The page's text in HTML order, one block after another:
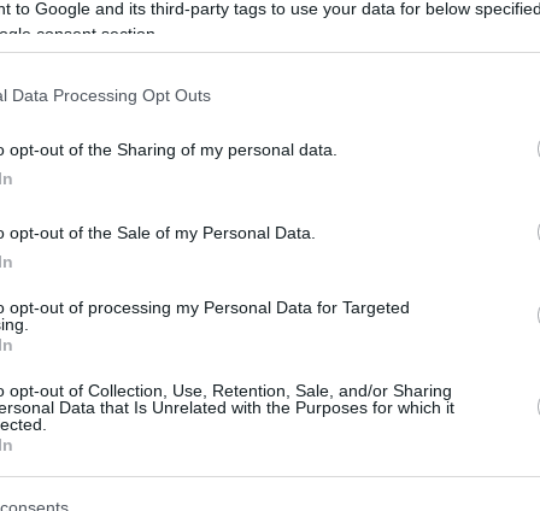
to Google and its third-party tags to use your data for below
consent section.
Data Processing Opt Outs
opt-out of the Sharing of my personal data.
opt-out of the Sale of my Personal Data.
opt-out of processing my Personal Data for Targeted
opt-out of Collection, Use, Retention, Sale, and/or Sharing
Data that Is Unrelated with the Purposes for which it
Σιπιόνι: Ανακοίνωσε την
του στον Ολυμπιακό η Τίγκρε
μεταγράφηκε στους νταμπλούχους Ελλάδας αντί
ενώ διατήρησε και ποσοστό μεταπώλησης ύψους
ο Σιπιόνι για να
τη μεταγραφή του στον
μέσος της Τίγκρε αναμένεται να υπογράψει
4+1 χρόνια με τους ερυθρόλευκους και το κόστος
του θα είναι στα 5 εκατ. ευρώ για το 80% των